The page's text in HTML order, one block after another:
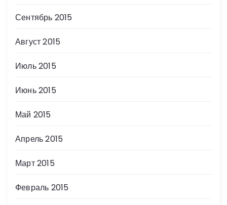
Сентябрь 2015
Август 2015
Июль 2015
Июнь 2015
Май 2015
Апрель 2015
Март 2015
Февраль 2015